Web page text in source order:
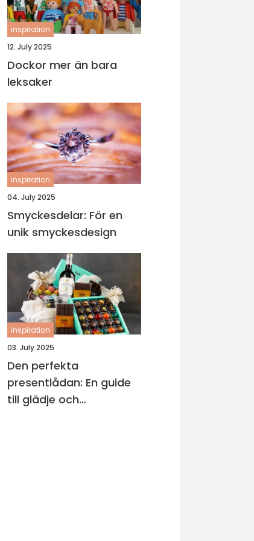
inspiration
12. July 2025
Dockor mer än bara
leksaker
inspiration
04. July 2025
Smyckesdelar: För en
unik smyckesdesign
inspiration
03. July 2025
Den perfekta
presentlådan: En guide
till glädje och